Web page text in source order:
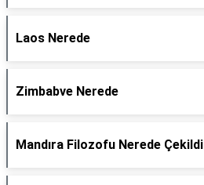
Laos Nerede
Zimbabve Nerede
Mandıra Filozofu Nerede Çekildi